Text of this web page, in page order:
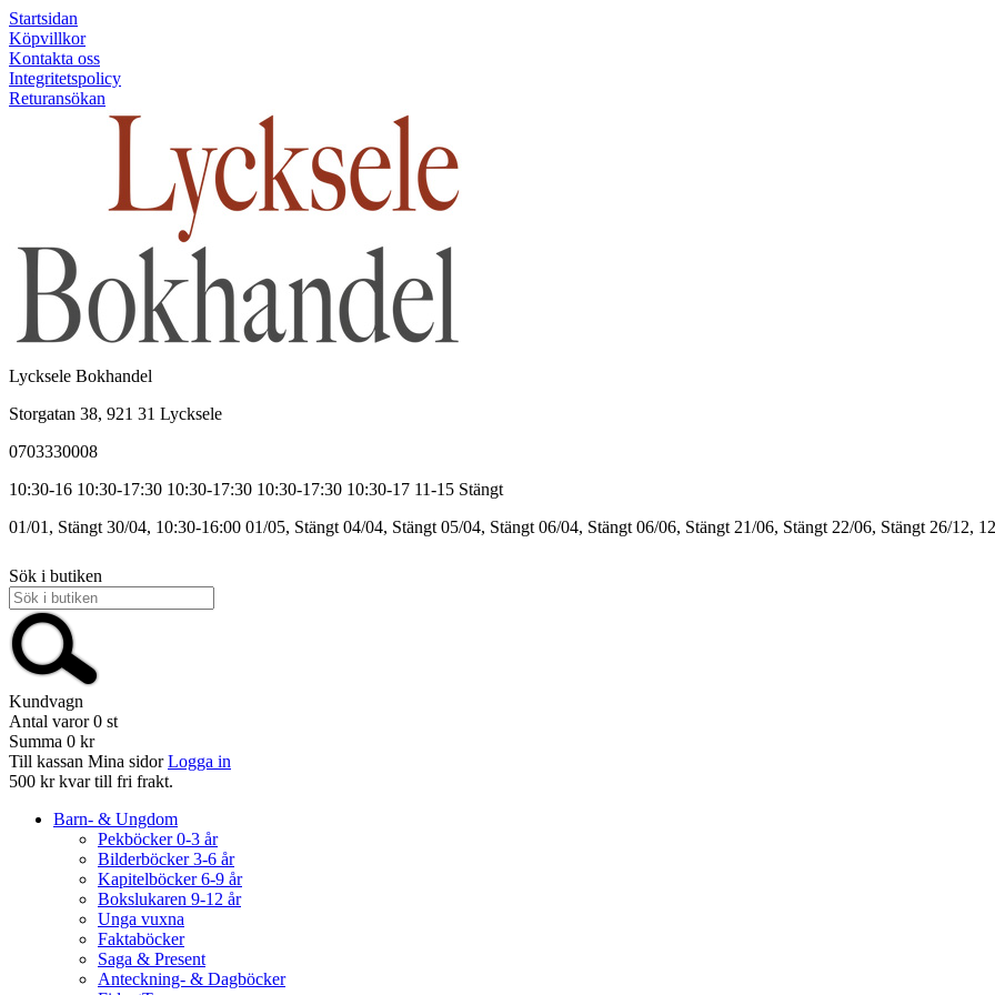
Startsidan
Köpvillkor
Kontakta oss
Integritetspolicy
Returansökan
Lycksele Bokhandel
Storgatan 38, 921 31 Lycksele
0703330008
10:30-16 10:30-17:30 10:30-17:30 10:30-17:30 10:30-17 11-15 Stängt
01/01, Stängt 30/04, 10:30-16:00 01/05, Stängt 04/04, Stängt 05/04, Stängt 06/04, Stängt 06/06, Stängt 21/06, Stängt 22/06, Stängt 26/12,
Sök i butiken
Kundvagn
Antal varor 0 st
Summa 0 kr
Till kassan Mina sidor Logga in
500 kr kvar till fri frakt.
Barn- & Ungdom
Pekböcker 0-3 år
Bilderböcker 3-6 år
Kapitelböcker 6-9 år
Bokslukaren 9-12 år
Unga vuxna
Faktaböcker
Saga & Present
Anteckning- & Dagböcker